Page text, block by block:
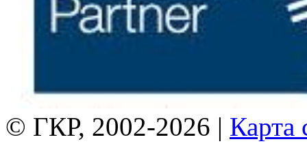
© ГКР, 2002-2026 | Карта